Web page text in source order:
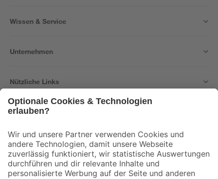
Wissen & Service
Unternehmen
Nützliche Links
Der toom Newsletter: Keine Angebote und Aktionen mehr verpassen!
Zur Newsletter Anmeldung